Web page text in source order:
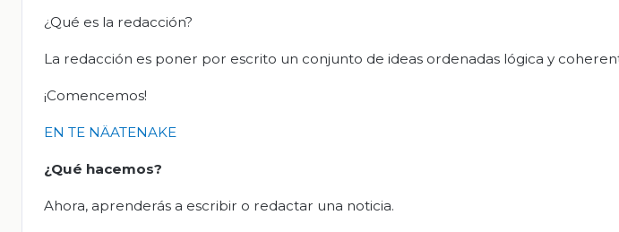
¿Qué es la redacción?
La redacción es poner por escrito un conjunto de ideas ordenadas lógica y
¡Comencemos!
EN TE NÄATENAKE
¿Qué hacemos?
Ahora, aprenderás a escribir o redactar una noticia.